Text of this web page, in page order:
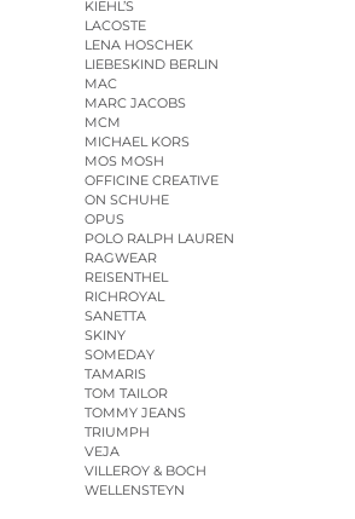
KIEHL’S
LACOSTE
LENA HOSCHEK
LIEBESKIND BERLIN
MAC
MARC JACOBS
MCM
MICHAEL KORS
MOS MOSH
OFFICINE CREATIVE
ON SCHUHE
OPUS
POLO RALPH LAUREN
RAGWEAR
REISENTHEL
RICHROYAL
SANETTA
SKINY
SOMEDAY
TAMARIS
TOM TAILOR
TOMMY JEANS
TRIUMPH
VEJA
VILLEROY & BOCH
WELLENSTEYN